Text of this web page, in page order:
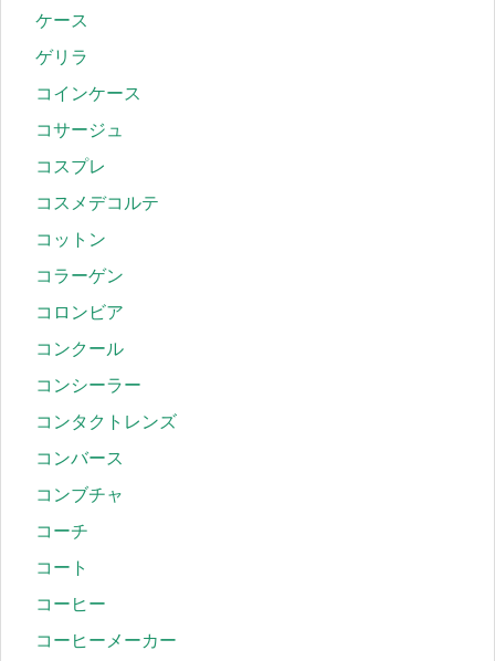
ケース
ゲリラ
コインケース
コサージュ
コスプレ
コスメデコルテ
コットン
コラーゲン
コロンビア
コンクール
コンシーラー
コンタクトレンズ
コンバース
コンブチャ
コーチ
コート
コーヒー
コーヒーメーカー